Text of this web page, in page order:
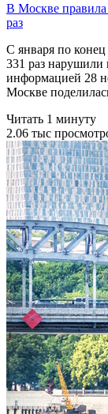
В Москве правила
раз
С января по
331 раз нарушили
информацией 28
Москве
Читать 1 минуту
2.06 тыс